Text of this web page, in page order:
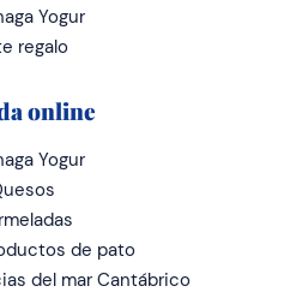
Yogur
regalo
online
Yogur
de pato
del mar Cantábrico